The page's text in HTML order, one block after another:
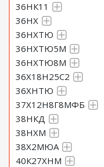
36НК11
36НХ
36НХТЮ
36НХТЮ5М
36НХТЮ8М
36Х18Н25С2
36ХНТЮ
37Х12Н8Г8МФБ
38НКД
38НХМ
38Х2МЮА
40К27ХНМ